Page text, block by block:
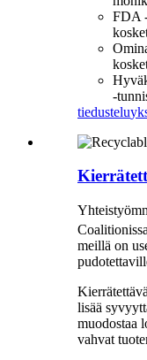
FDA
-
tiedustelu
Coalitionissa
meillä on
lisää
muodostaa
vahvat